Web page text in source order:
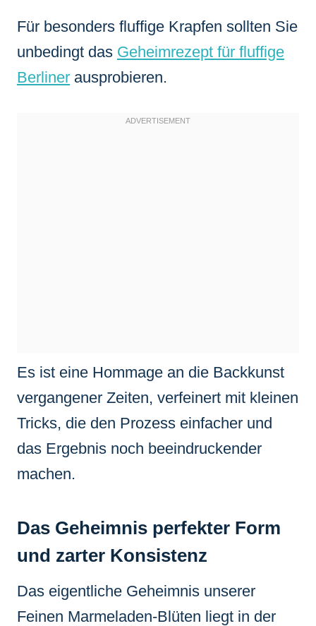
Für besonders fluffige Krapfen sollten Sie
unbedingt das Geheimrezept für fluffige
Berliner ausprobieren.
Es ist eine Hommage an die Backkunst
vergangener Zeiten, verfeinert mit kleinen
Tricks, die den Prozess einfacher und
das Ergebnis noch beeindruckender
machen.
Das Geheimnis perfekter Form
und zarter Konsistenz
Das eigentliche Geheimnis unserer
Feinen Marmeladen-Blüten liegt in der